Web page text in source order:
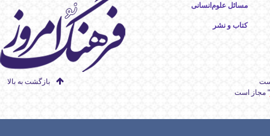
مسائل علوم‌انسانی
کتاب و نشر
بازگشت به بالا
" مجاز است